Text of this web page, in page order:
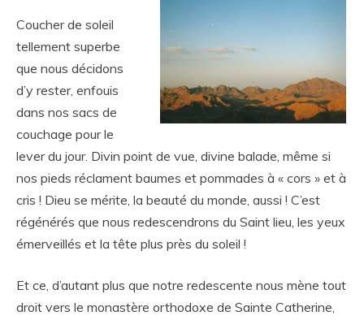
Coucher de soleil
tellement superbe
que nous décidons
d’y rester, enfouis
dans nos sacs de
couchage pour le
lever du jour. Divin point de vue, divine balade, même si
nos pieds réclament baumes et pommades à « cors » et à
cris ! Dieu se mérite, la beauté du monde, aussi ! C’est
régénérés que nous redescendrons du Saint lieu, les yeux
émerveillés et la tête plus près du soleil !
Et ce, d’autant plus que notre redescente nous mène tout
droit vers le monastère orthodoxe de Sainte Catherine,